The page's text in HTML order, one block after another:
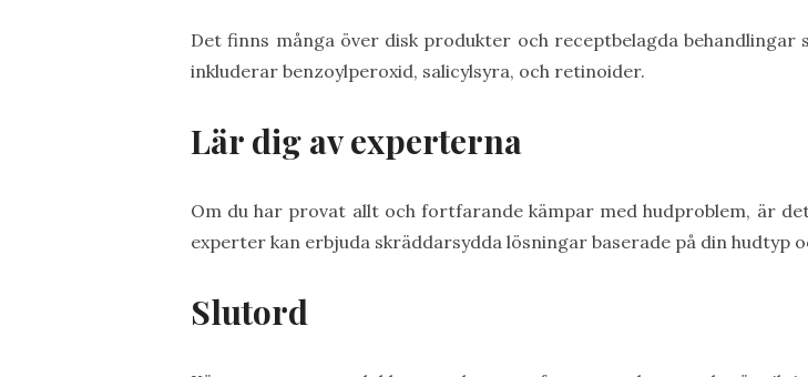
Det finns många över disk produkter och receptbelagda behandlingar
inkluderar benzoylperoxid, salicylsyra, och retinoider.
Lär dig av experterna
Om du har provat allt och fortfarande kämpar med hudproblem, är
experter kan erbjuda skräddarsydda lösningar baserade på din hudtyp
Slutord